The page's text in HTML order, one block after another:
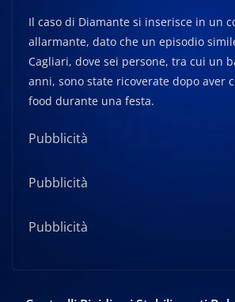
Il caso di Diamante si inserisce in un
allarmante, dato che un episodio
Cagliari, dove sei persone, tra cui un
anni, sono state ricoverate dopo aver
food durante una festa.
Pubblicità
Pubblicità
Pubblicità